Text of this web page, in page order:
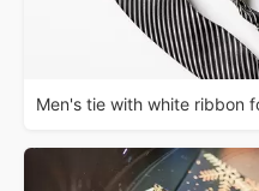
Men's tie with white ribbon